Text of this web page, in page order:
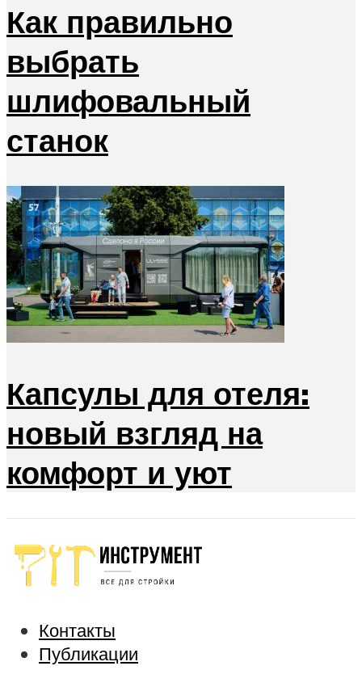
Как правильно
выбрать
шлифовальный
станок
Капсулы для отеля:
новый взгляд на
комфорт и уют
Контакты
Публикации